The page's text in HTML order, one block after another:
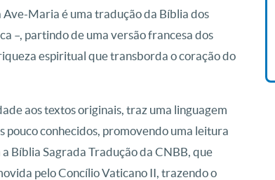
Ave-Maria é uma tradução da Bíblia dos
–, partindo de uma versão francesa dos
espiritual que transborda o coração do
aos textos originais, traz uma linguagem
pouco conhecidos, promovendo uma leitura
Bíblia Sagrada Tradução da CNBB, que
pelo Concílio Vaticano II, trazendo o
Vida De Jonas Abib
R$ 42,41